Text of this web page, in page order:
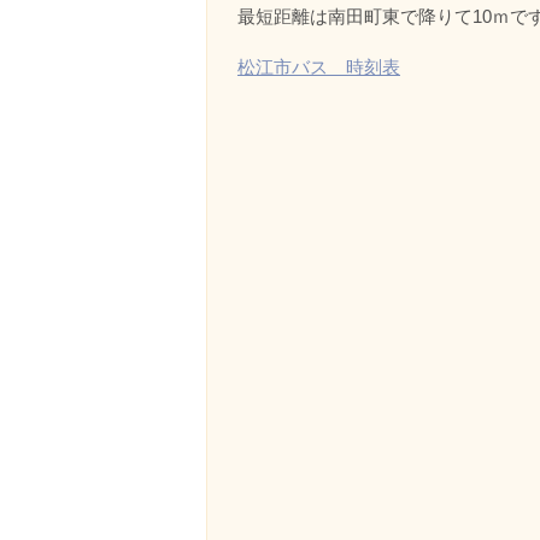
最短距離は南田町東で降りて10ｍで
松江市バス 時刻表